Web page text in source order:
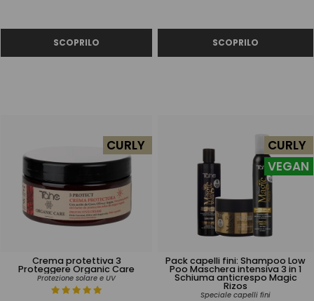
Crema protettiva 3
Proteggere Organic Care
Protezione solare e UV
CURLY
Pack capelli fini: Shampoo Low
Poo Maschera intensiva 3 in 1
Schiuma anticrespo Magic
Rizos
Speciale capelli fini
CURLY
VEGAN